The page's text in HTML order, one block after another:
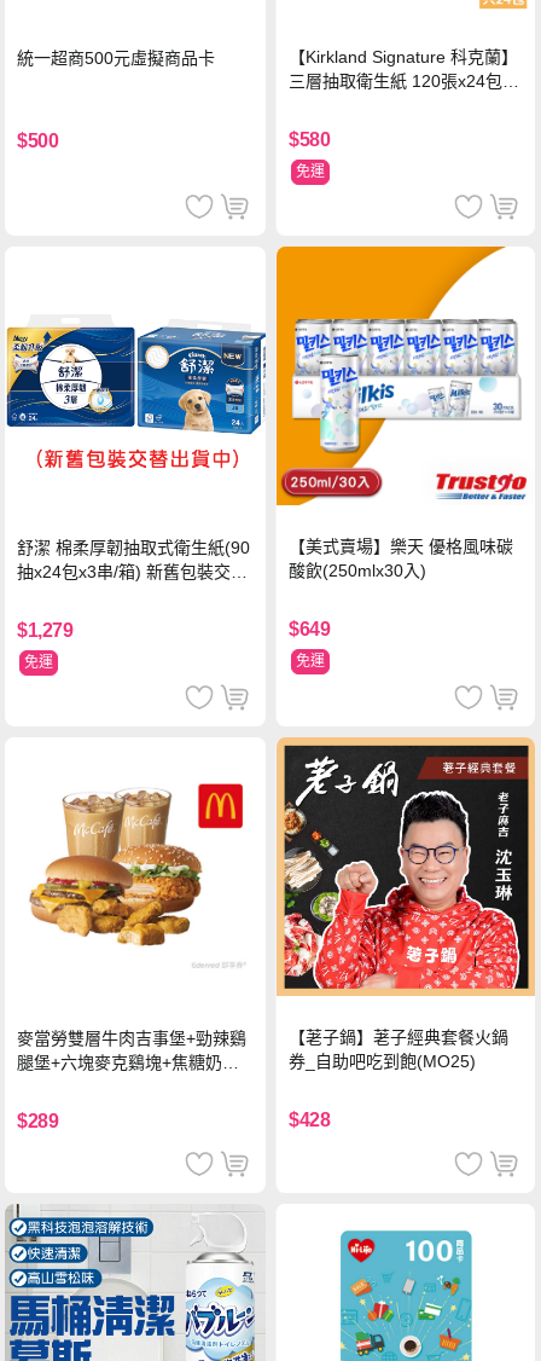
統一超商500元虛擬商品卡
$500
【Kirkland Signature 科克蘭】
三層抽取衛生紙 120張x24包x1
$580
免運
舒潔 棉柔厚韌抽取式衛生紙(90
抽x24包x3串/箱) 新舊包裝交替
$1,279
免運
【美式賣場】樂天 優格風味碳
酸飲(250mlx30入)
$649
免運
麥當勞雙層牛肉吉事堡+勁辣鷄
腿堡+六塊麥克鷄塊+焦糖奶茶
$289
【荖子鍋】荖子經典套餐火鍋
券_自助吧吃到飽(MO25)
$428